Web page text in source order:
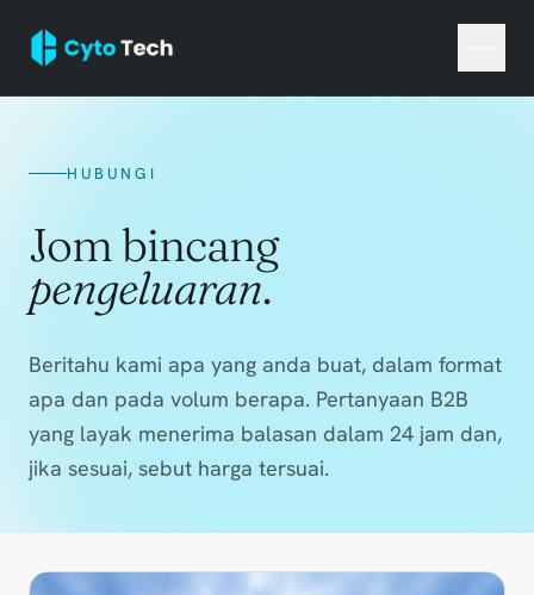
HUBUNGI
Jom bincang
pengeluaran.
Beritahu kami apa yang anda buat, dalam format
apa dan pada volum berapa. Pertanyaan B2B
yang layak menerima balasan dalam 24 jam dan,
jika sesuai, sebut harga tersuai.